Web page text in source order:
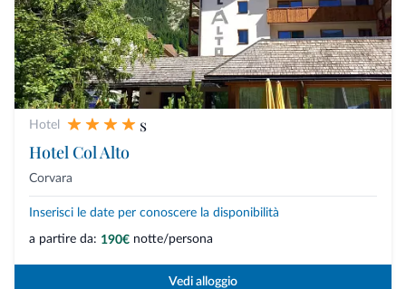
Hotel
s
Hotel Col Alto
Corvara
Inserisci le date per conoscere la disponibilità
a partire da: 190€ notte/persona
Vedi alloggio